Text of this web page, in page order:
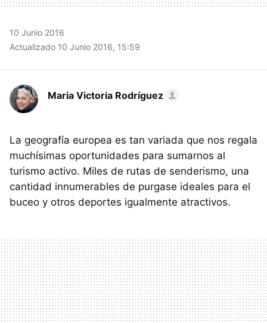
10 Junio 2016
Actualizado 10 Junio 2016, 15:59
Maria Victoria Rodríguez
La geografía europea es tan variada que nos regala
muchísimas oportunidades para sumarnos al
turismo activo. Miles de rutas de senderismo, una
cantidad innumerables de purgase ideales para el
buceo y otros deportes igualmente atractivos.